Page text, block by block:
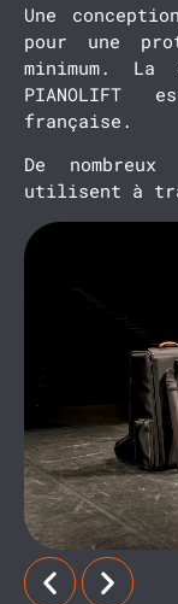
Une
pour une
minimum.
française.
De
utilisent à